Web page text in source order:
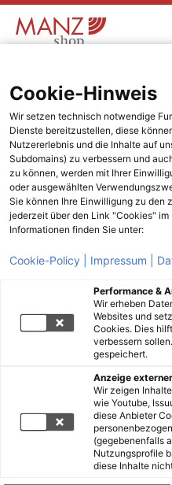
Cookie-Hinweis
Wir setzen technisch notwendige
Dienste bereitzustellen, diese
Nutzererlebnis und die Inhalte auf
Subdomains) zu verbessern und
zu können, werden mit Ihrer
oder ausgewählten
Sie können Ihre Einwilligung zu den
jederzeit über den Link "Cookies" im
Informationen finden Sie unter:
Cookie-Policy | Impressum |
Performance &
Wir erheben
Websites und
Cookies. Dies
verbessern
gespeichert.
Anzeige
Wir zeigen
wie Youtube,
diese Anbieter
(gegebenenfalls
Nutzungsprofile
diese Inhalte